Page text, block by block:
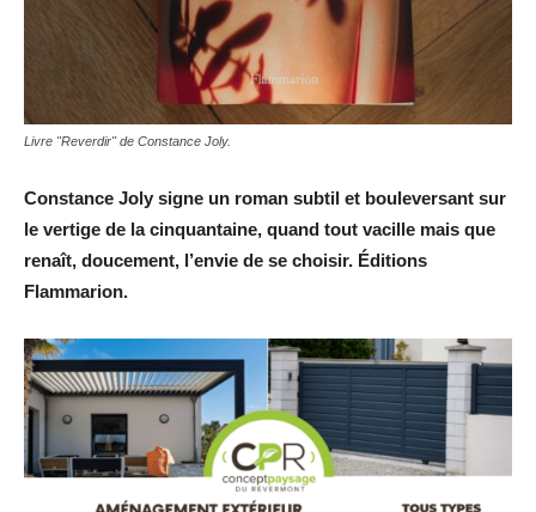
Livre "Reverdir" de Constance Joly.
Constance Joly signe un roman subtil et bouleversant sur
le vertige de la cinquantaine, quand tout vacille mais que
renaît, doucement, l’envie de se choisir. Éditions
Flammarion.